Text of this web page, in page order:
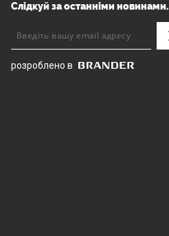
Слідкуй за останніми новинами.
розроблено в